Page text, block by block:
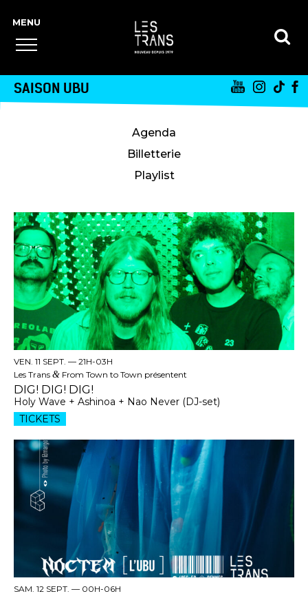
SAISON UBU
Agenda
Billetterie
Playlist
VEN. 11 SEPT. — 21H-03H
Les Trans & From Town to Town présentent
DIG! DIG! DIG!
Holy Wave + Ashinoa + Nao Never (DJ-set)
TICKETS
SAM. 12 SEPT. — 00H-06H